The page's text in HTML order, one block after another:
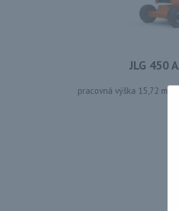
JLG 450
pracovná výška 15,72 m •